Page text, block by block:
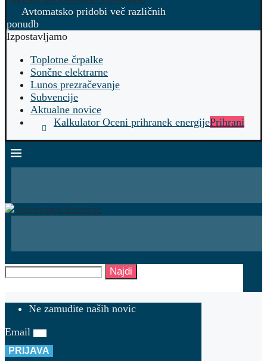
Avtomatsko pridobi več različnih
ponudb
Izpostavljamo
Toplotne črpalke
Sončne elektrarne
Lunos prezračevanje
Subvencije
Aktualne novice
Kalkulator Oceni prihranek energijePrihrani
Najdi
Ne zamudite naših novic
Email
PRIJAVA